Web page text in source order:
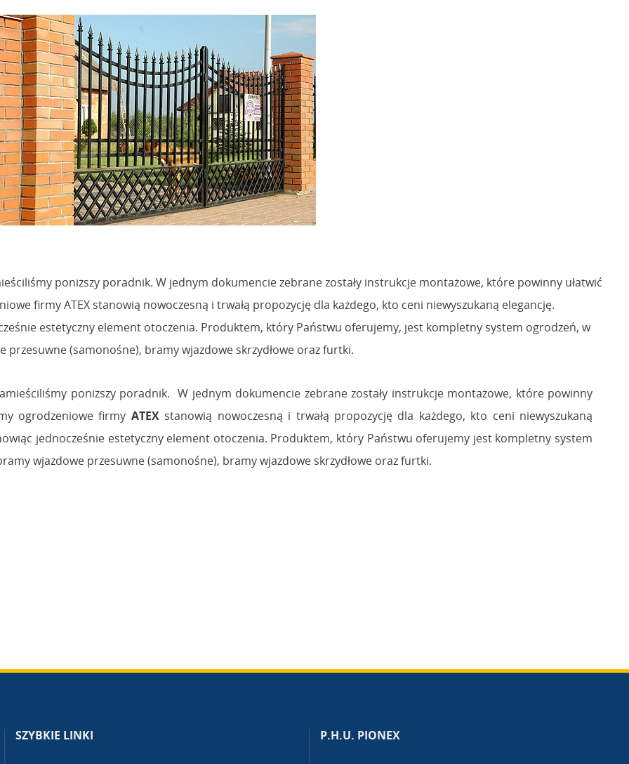
poniższy poradnik. W jednym dokumencie zebrane zostały instrukcje montażowe, które powinny ułatwić
firmy ATEX stanowią nowoczesną i trwałą propozycję dla każdego, kto ceni niewyszukaną elegancję.
estetyczny element otoczenia. Produktem, który Państwu oferujemy, jest kompletny system ogrodzeń, w
przesuwne (samonośne), bramy wjazdowe skrzydłowe oraz furtki.
poniższy poradnik. W jednym dokumencie zebrane zostały instrukcje montażowe, które powinny
ogrodzeniowe firmy ATEXstanowią nowoczesną i trwałą propozycję dla każdego, kto ceni niewyszukaną
jednocześnie estetyczny element otoczenia. Produktem, który Państwu oferujemy jest kompletny system
wjazdowe przesuwne (samonośne), bramy wjazdowe skrzydłowe oraz furtki.
SZYBKIE LINKI P.H.U. PIONEX